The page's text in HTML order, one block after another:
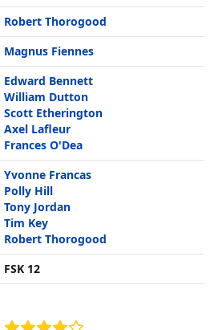
Robert Thorogood
Magnus Fiennes
Edward Bennett
William Dutton
Scott Etherington
Axel Lafleur
Frances O'Dea
Yvonne Francas
Polly Hill
Tony Jordan
Tim Key
Robert Thorogood
FSK 12